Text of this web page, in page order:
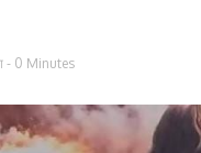
- 0 Minutes